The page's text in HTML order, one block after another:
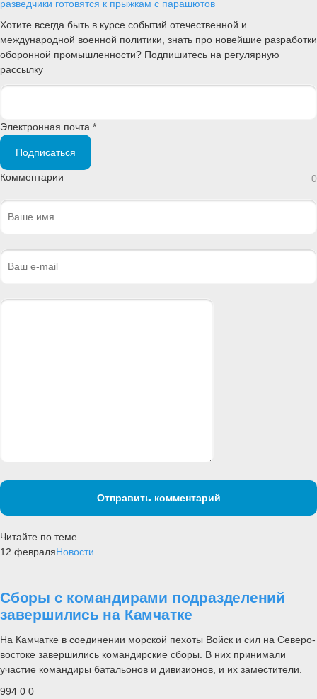
разведчики готовятся к прыжкам с парашютов
Хотите всегда быть в курсе событий отечественной и
международной военной политики, знать про новейшие разработки
оборонной промышленности? Подпишитесь на регулярную
рассылку
Электронная почта *
Подписаться
Комментарии 0
Отправить комментарий
Читайте по теме
12 февраляНовости
Сборы с командирами подразделений
завершились на Камчатке
На Камчатке в соединении морской пехоты Войск и сил на Северо-
востоке завершились командирские сборы. В них принимали
участие командиры батальонов и дивизионов, и их заместители.
994 0 0